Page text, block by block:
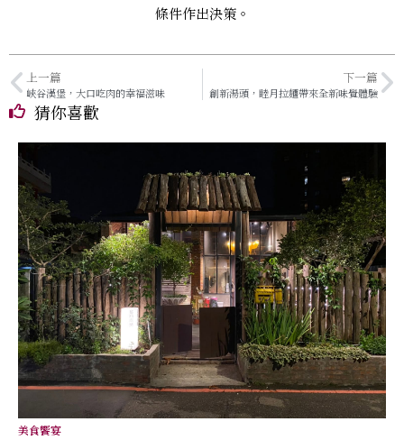
條件作出決策。
上一篇
峽谷漢堡，大口吃肉的幸福滋味
下一篇
創新湯頭，睦月拉麵帶來全新味覺體驗
猜你喜歡
美食饗宴